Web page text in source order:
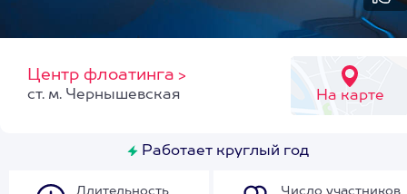
Центр флоатинга >
На карте
ст. м. Чернышевская
Работает круглый год
Длительность
Число участников